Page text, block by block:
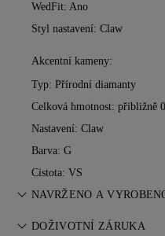
WedFit: Ano
Styl nastavení: Claw
Akcentní kameny:
Typ: Přírodní diamanty
Celková hmotnost: přibližně
Nastavení: Claw
Barva: G
Cistota: VS
NAVRŽENO A
Umění šperkařství
DOŽIVOTNÍ ZÁRUKA